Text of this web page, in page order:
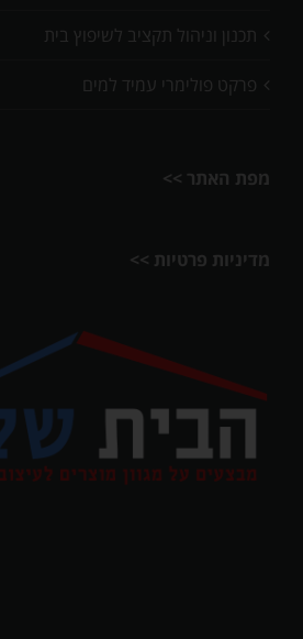
תכנון וניהול תקציב לשיפוץ בית
פרקט פולימרי עמיד למים
מפת האתר >>
מדיניות פרטיות >>